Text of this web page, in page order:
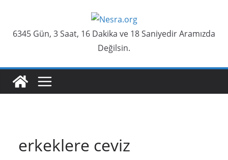
content
6345 Gün, 3 Saat, 16 Dakika ve 18 Saniyedir Aramızda
Değilsin.
erkeklere ceviz